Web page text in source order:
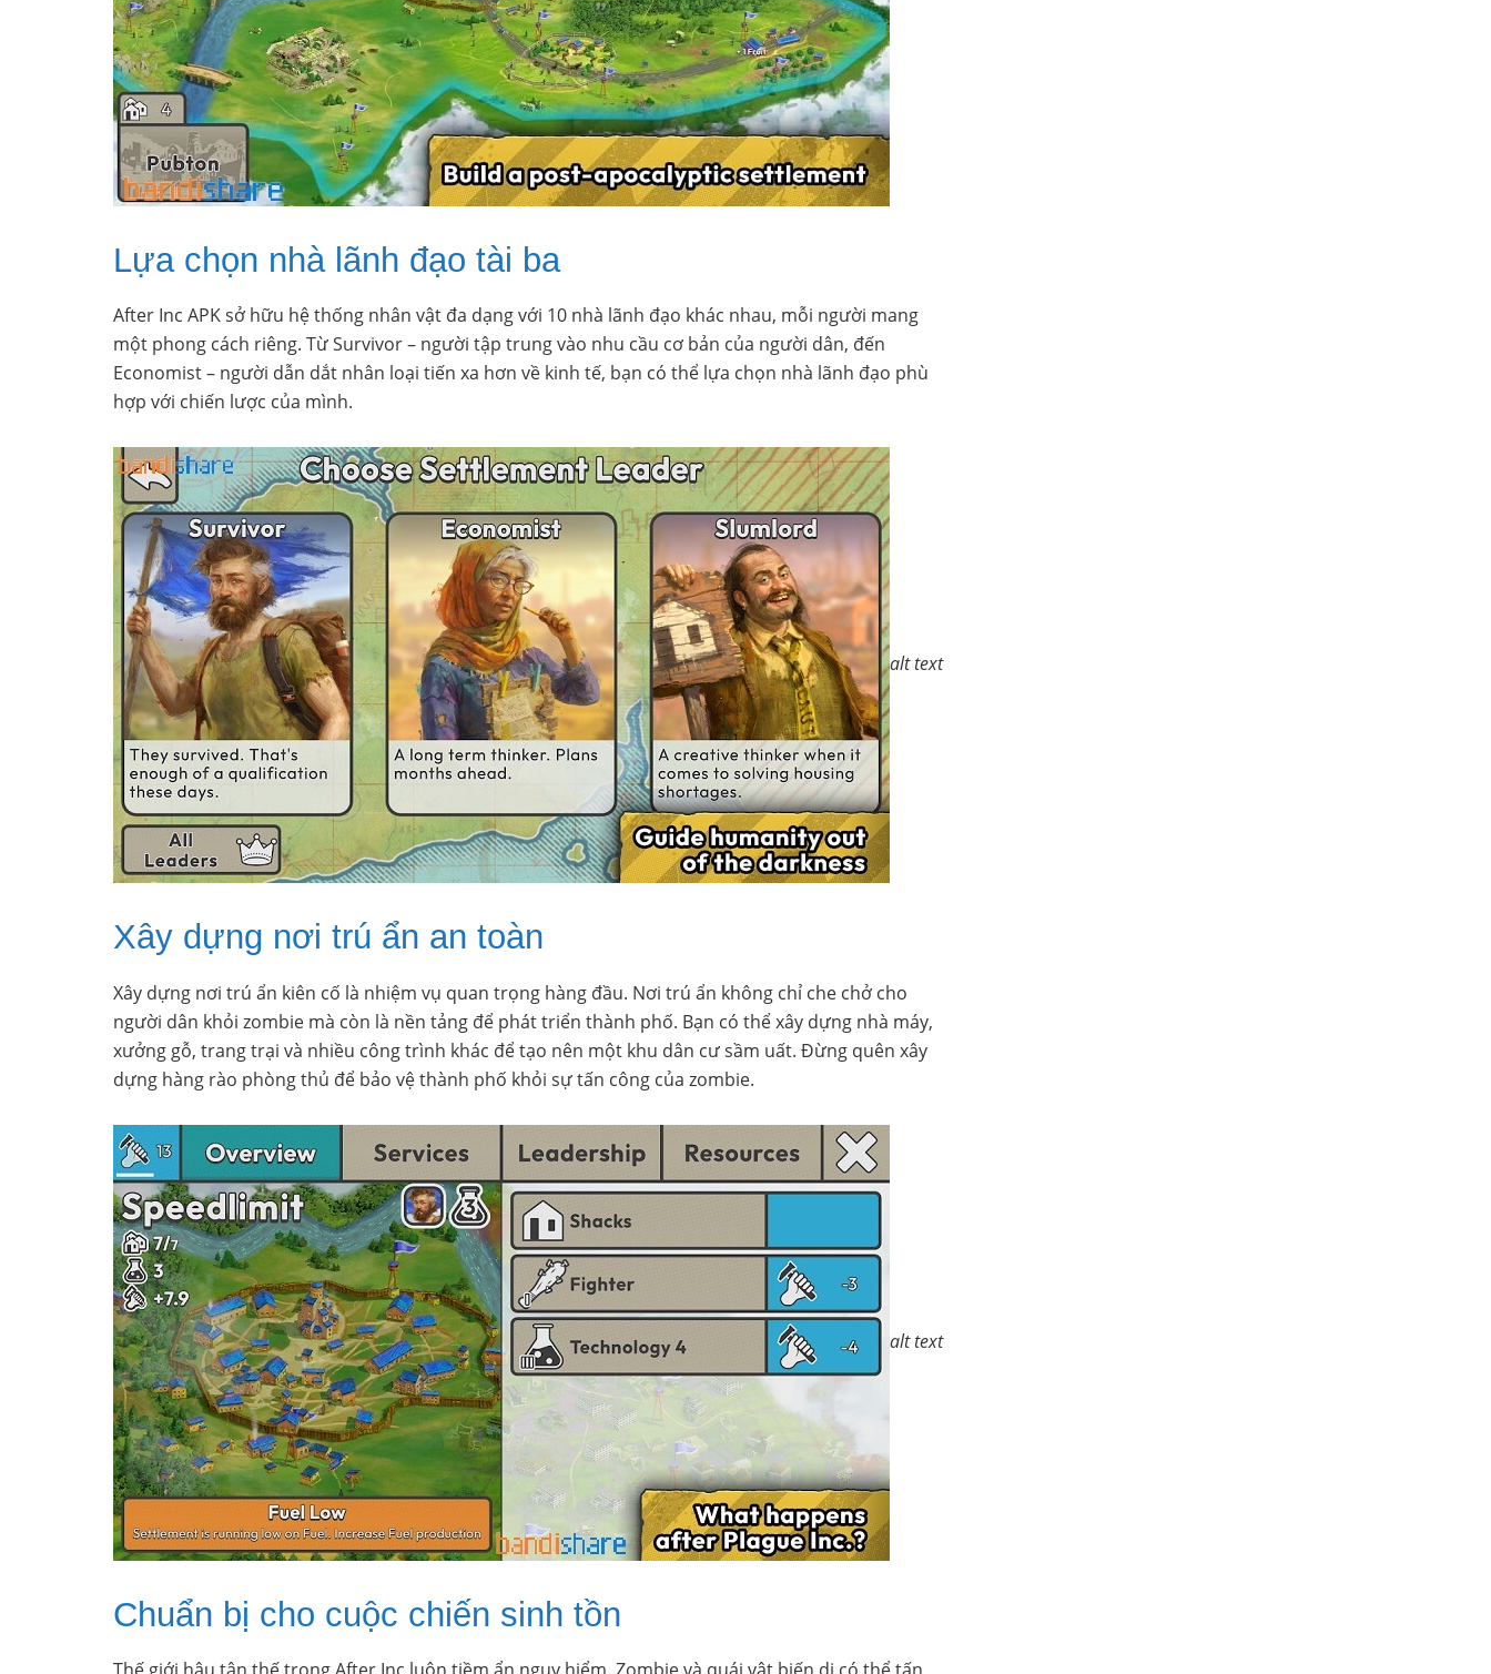
Lựa chọn nhà lãnh đạo tài ba
After Inc APK sở hữu hệ thống nhân vật đa dạng với 10 nhà lãnh đạo khác nhau, mỗi người mang
một phong cách riêng. Từ Survivor – người tập trung vào nhu cầu cơ bản của người dân, đến
Economist – người dẫn dắt nhân loại tiến xa hơn về kinh tế, bạn có thể lựa chọn nhà lãnh đạo phù
hợp với chiến lược của mình.
alt text
Xây dựng nơi trú ẩn an toàn
Xây dựng nơi trú ẩn kiên cố là nhiệm vụ quan trọng hàng đầu. Nơi trú ẩn không chỉ che chở cho
người dân khỏi zombie mà còn là nền tảng để phát triển thành phố. Bạn có thể xây dựng nhà máy,
xưởng gỗ, trang trại và nhiều công trình khác để tạo nên một khu dân cư sầm uất. Đừng quên xây
dựng hàng rào phòng thủ để bảo vệ thành phố khỏi sự tấn công của zombie.
alt text
Chuẩn bị cho cuộc chiến sinh tồn